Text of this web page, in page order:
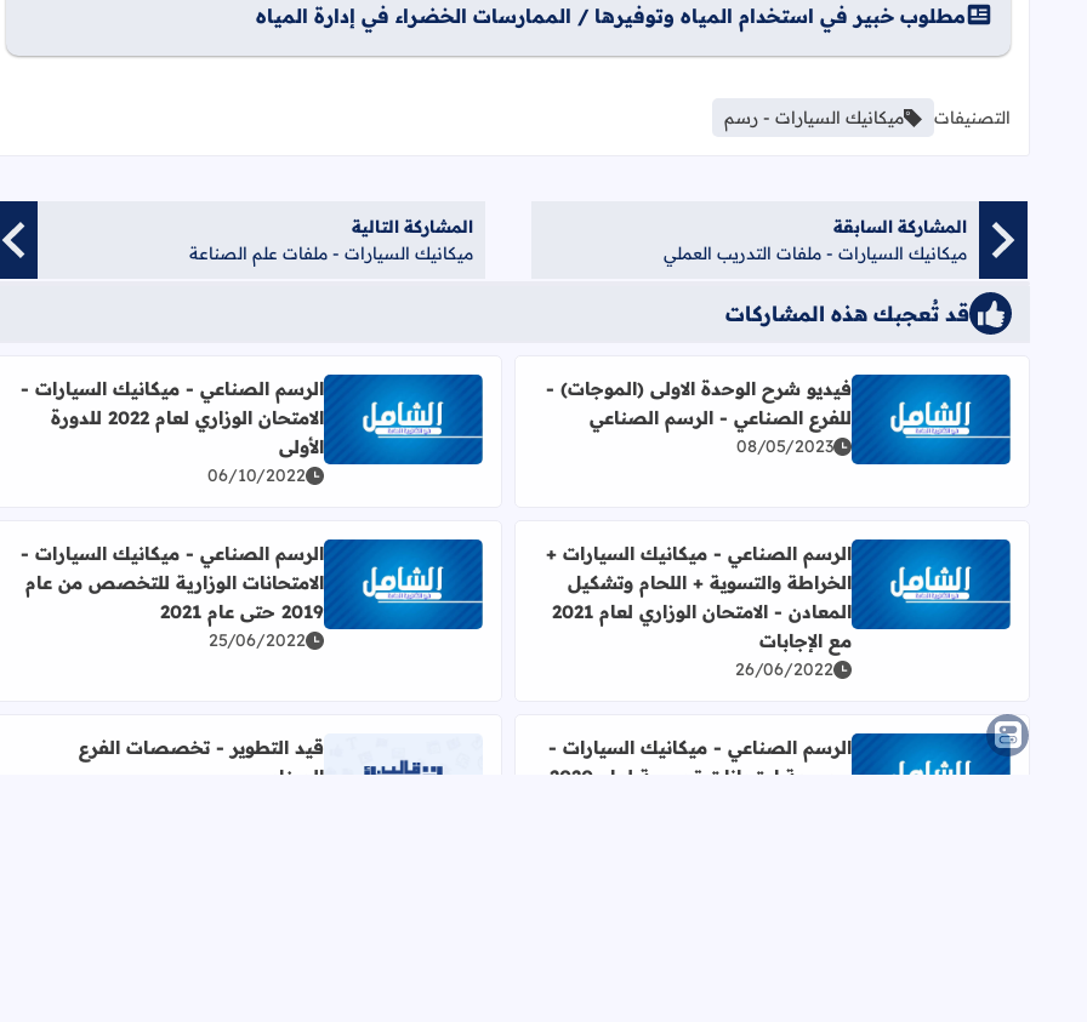
مطلوب خبير في استخدام المياه وتوفيرها / الممارسات الخضراء في إدارة المياه
التصنيفات ميكانيك السيارات - رسم
المشاركة السابقة
ميكانيك السيارات - ملفات التدريب العملي
المشاركة التالية
ميكانيك السيارات - ملفات علم الصناعة
قد تُعجبك هذه المشاركات
اقرأ المزيد عن فيديو شرح الوحدة الاولى (الموجات) - للفرع الصناعي - الرسم الصناعي
فيديو شرح الوحدة الاولى (الموجات) -
للفرع الصناعي - الرسم الصناعي
08/05/2023
اقرأ المزيد عن الرسم الصناعي - ميكانيك السيارات - الامتحان الوزاري
الرسم الصناعي - ميكانيك السيارات -
الامتحان الوزاري لعام 2022 للدورة
الأولى
06/10/2022
اقرأ المزيد عن الرسم الصناعي - ميكانيك السيارات + الخراطة والتسوية + اللحام وتشكيل المعادن - الامتحان الوزاري لعام 2021 مع الإجابات
الرسم الصناعي - ميكانيك السيارات +
الخراطة والتسوية + اللحام وتشكيل
المعادن - الامتحان الوزاري لعام 2021
مع الإجابات
26/06/2022
اقرأ المزيد عن الرسم الصناعي - ميكانيك السيارات - الامتحانات
الرسم الصناعي - ميكانيك السيارات -
الامتحانات الوزارية للتخصص من عام
2019 حتى عام 2021
25/06/2022
الرسم الصناعي - ميكانيك السيارات -
مجموعة امتحانات تجريبية لعام 2020
قيد التطوير - تخصصات الفرع
الصناعي